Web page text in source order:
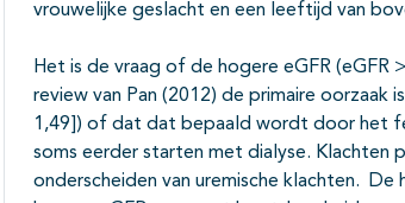
vrouwelijke geslacht en een leeftijd van
Het is de vraag of de hogere eGFR (eGFR
review van Pan (2012) de primaire oorzaak
1,49]) of dat dat bepaald wordt door het
soms eerder starten met dialyse. Klachten
onderscheiden van uremische klachten.